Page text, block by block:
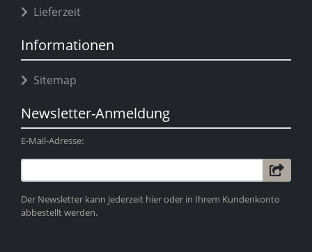
Lieferzeit
Informationen
Sitemap
Newsletter-Anmeldung
E-Mail-Adresse:
Der Newsletter kann jederzeit hier oder in Ihrem Kundenkonto
abbestellt werden.